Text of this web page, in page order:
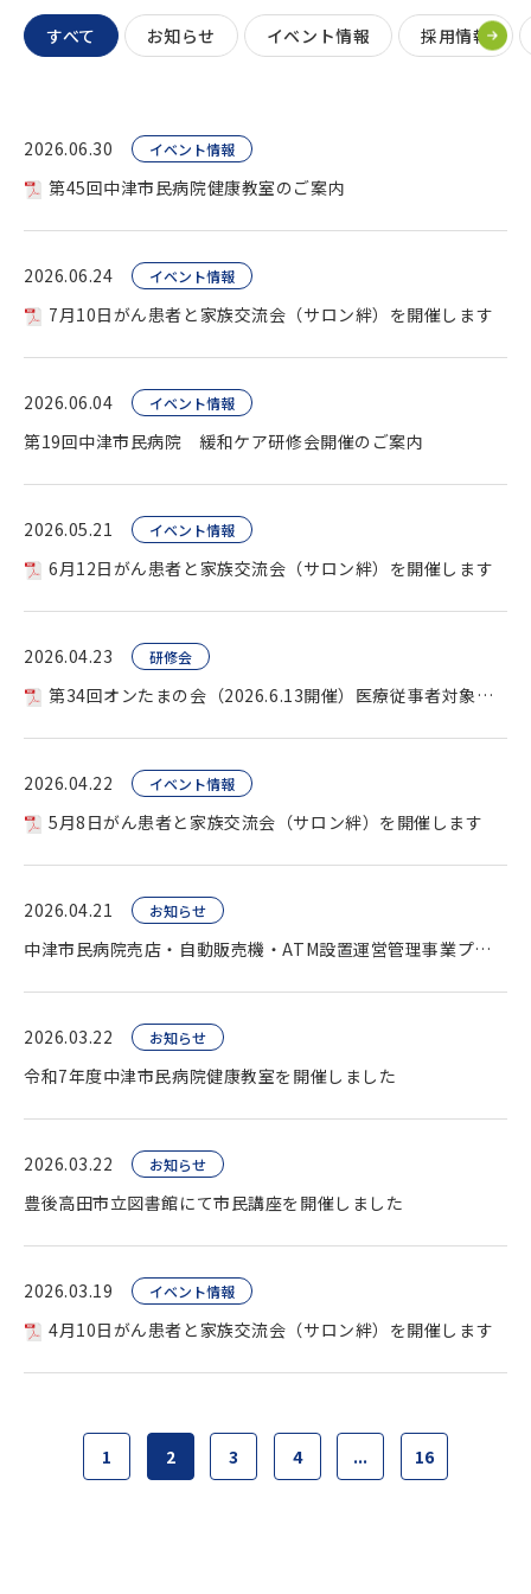
すべて お知らせ イベント情報 採用情報
2026.06.30 イベント情報
第45回中津市民病院健康教室のご案内
2026.06.24 イベント情報
7月10日がん患者と家族交流会（サロン絆）を開催します
2026.06.04 イベント情報
第19回中津市民病院 緩和ケア研修会開催のご案内
2026.05.21 イベント情報
6月12日がん患者と家族交流会（サロン絆）を開催します
2026.04.23 研修会
第34回オンたまの会（2026.6.13開催）医療従事者対象を開催します。
2026.04.22 イベント情報
5月8日がん患者と家族交流会（サロン絆）を開催します
2026.04.21 お知らせ
中津市民病院売店・自動販売機・ATM設置運営管理事業プロポーザル（公告）
2026.03.22 お知らせ
令和7年度中津市民病院健康教室を開催しました
2026.03.22 お知らせ
豊後高田市立図書館にて市民講座を開催しました
2026.03.19 イベント情報
4月10日がん患者と家族交流会（サロン絆）を開催します
1 2 3 4 ... 16